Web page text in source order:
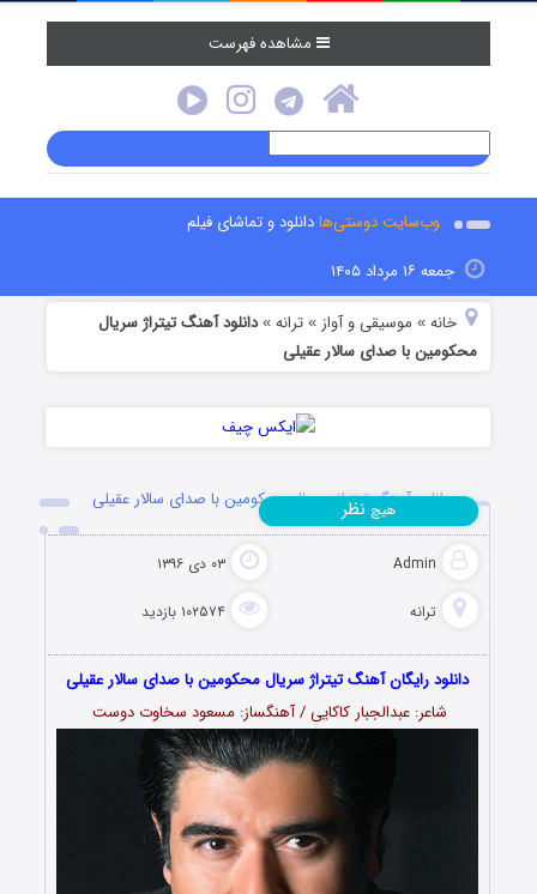
مشاهده فهرست
وب‌سایت دوستی‌هادانلود و تماشای فیلم
جمعه ۱۶ مرداد ۱۴۰۵
خانه » موسیقی و آواز »ترانه »دانلود آهنگ تیتراژ سریال
محکومین با صدای سالار عقیلی
دانلود آهنگ تیتراژ سریال محکومین با صدای سالار عقیلی
Admin ۰۳ دی ۱۳۹۶
ترانه ۱۰۲۵۷۴ بازدید
هیچ نظر
دانلود رایگان آهنگ تیتراژ سریال محکومین با صدای سالار عقیلی
شاعر: عبدالجبار کاکایی / آهنگساز: مسعود سخاوت دوست